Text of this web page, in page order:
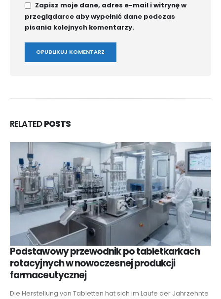
Zapisz moje dane, adres e-mail i witrynę w
przeglądarce aby wypełnić dane podczas
pisania kolejnych komentarzy.
RELATED POSTS
Podstawowy przewodnik po tabletkarkach
rotacyjnych w nowoczesnej produkcji
farmaceutycznej
Die Herstellung von Tabletten hat sich im Laufe der Jahrzehnte